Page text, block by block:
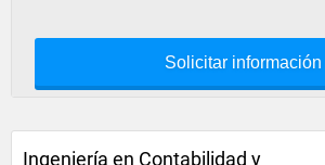
Solicitar información
Ingeniería en Contabilidad y